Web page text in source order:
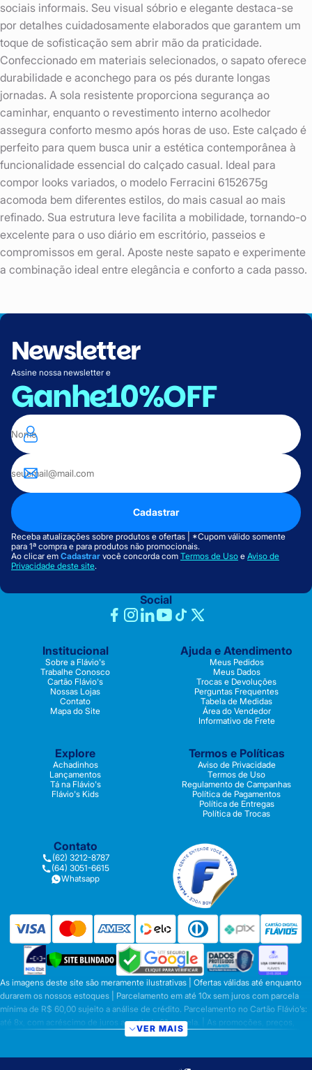
sociais informais. Seu visual sóbrio e elegante destaca-se
por detalhes cuidadosamente elaborados que garantem um
toque de sofisticação sem abrir mão da praticidade.
Confeccionado em materiais selecionados, o sapato oferece
durabilidade e aconchego para os pés durante longas
jornadas. A sola resistente proporciona segurança ao
caminhar, enquanto o revestimento interno acolhedor
assegura conforto mesmo após horas de uso. Este calçado é
perfeito para quem busca unir a estética contemporânea à
funcionalidade essencial do calçado casual. Ideal para
compor looks variados, o modelo Ferracini 6152675g
acomoda bem diferentes estilos, do mais casual ao mais
refinado. Sua estrutura leve facilita a mobilidade, tornando-o
excelente para o uso diário em escritório, passeios e
compromissos em geral. Aposte neste sapato e experimente
a combinação ideal entre elegância e conforto a cada passo.
Newsletter
Assine nossa newsletter e
Ganhe10%OFF
Cadastrar
Receba atualizações sobre produtos e ofertas | *Cupom válido somente
para 1ª compra e para produtos não promocionais.
Ao clicar em Cadastrar você concorda com Termos de Uso e Aviso de
Privacidade deste site.
Social
Institucional
Sobre a Flávio's
Trabalhe Conosco
Cartão Flávio's
Nossas Lojas
Contato
Mapa do Site
Ajuda e Atendimento
Meus Pedidos
Meus Dados
Trocas e Devoluções
Perguntas Frequentes
Tabela de Medidas
Área do Vendedor
Informativo de Frete
Explore
Achadinhos
Lançamentos
Tá na Flávio's
Flávio's Kids
Termos e Políticas
Aviso de Privacidade
Termos de Uso
Regulamento de Campanhas
Política de Pagamentos
Política de Entregas
Política de Trocas
Contato
(62) 3212-8787
(64) 3051-6615
Whatsapp
As imagens deste site são meramente ilustrativas | Ofertas válidas até enquanto
durarem os nossos estoques | Parcelamento em até 10x sem juros com parcela
mínima de R$ 60,00 sujeito a análise de crédito. Parcelamento no Cartão Flávio’s:
até 8x, com acréscimo de juros a partir da 6ª parcela. | As promoções, preços,
parcelamentos e condições de pagamento são válidas apenas para compras
VER MAIS